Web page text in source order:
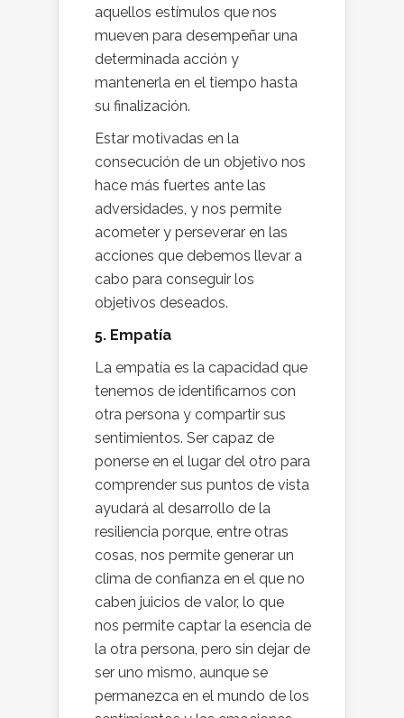
aquellos estímulos que nos
mueven para desempeñar una
determinada acción y
mantenerla en el tiempo hasta
su finalización.
Estar motivadas en la
consecución de un objetivo nos
hace más fuertes ante las
adversidades, y nos permite
acometer y perseverar en las
acciones que debemos llevar a
cabo para conseguir los
objetivos deseados.
5. Empatía
La empatía es la capacidad que
tenemos de identificarnos con
otra persona y compartir sus
sentimientos. Ser capaz de
ponerse en el lugar del otro para
comprender sus puntos de vista
ayudará al desarrollo de la
resiliencia porque, entre otras
cosas, nos permite generar un
clima de confianza en el que no
caben juicios de valor, lo que
nos permite captar la esencia de
la otra persona, pero sin dejar de
ser uno mismo, aunque se
permanezca en el mundo de los